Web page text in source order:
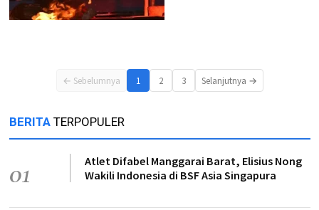
← Sebelumnya 1 2 3 Selanjutnya →
BERITA TERPOPULER
01
Atlet Difabel Manggarai Barat, Elisius Nong
Wakili Indonesia di BSF Asia Singapura